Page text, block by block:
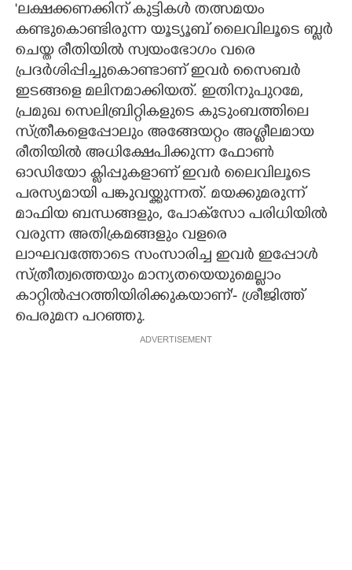
'ലക്ഷക്കണക്കിന് കുട്ടികൾ തത്സമയം
കണ്ടുകൊണ്ടിരുന്ന യൂട്യൂബ് ലൈവിലൂടെ ബ്ലർ
ചെയ്ത രീതിയിൽ സ്വയംഭോഗം വരെ
പ്രദർശിപ്പിച്ചുകൊണ്ടാണ് ഇവർ സൈബർ
ഇടങ്ങളെ മലിനമാക്കിയത്. ഇതിനുപുറമേ,
പ്രമുഖ സെലിബ്രിറ്റികളുടെ കുടുംബത്തിലെ
സ്ത്രീകളെപ്പോലും അങ്ങേയറ്റം അശ്ലീലമായ
രീതിയിൽ അധിക്ഷേപിക്കുന്ന ഫോൺ
ഓഡിയോ ക്ലിപ്പുകളാണ് ഇവർ ലൈവിലൂടെ
പരസ്യമായി പങ്കുവയ്ക്കുന്നത്. മയക്കുമരുന്ന്
മാഫിയ ബന്ധങ്ങളും, പോക്‌സോ പരിധിയിൽ
വരുന്ന അതിക്രമങ്ങളും വളരെ
ലാഘവത്തോടെ സംസാരിച്ച ഇവർ ഇപ്പോൾ
സ്ത്രീത്വത്തെയും മാന്യതയെയുമെല്ലാം
കാറ്റിൽപ്പറത്തിയിരിക്കുകയാണ്'- ശ്രീജിത്ത്
പെരുമന പറഞ്ഞു.
ADVERTISEMENT